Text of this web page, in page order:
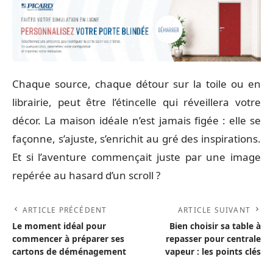
Chaque source, chaque détour sur la toile ou en
librairie, peut être l’étincelle qui réveillera votre
décor. La maison idéale n’est jamais figée : elle se
façonne, s’ajuste, s’enrichit au gré des inspirations.
Et si l’aventure commençait juste par une image
repérée au hasard d’un scroll ?
ARTICLE PRÉCÉDENT
Le moment idéal pour
commencer à préparer ses
cartons de déménagement
ARTICLE SUIVANT
Bien choisir sa table à
repasser pour centrale
vapeur : les points clés